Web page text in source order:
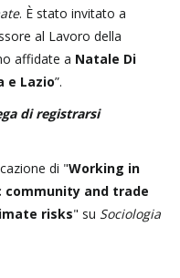
. È stato invitato a
al Lavoro della
affidate a Natale Di
e Lazio”.
di registrarsi
di "Working in
and trade
risks" su Sociologia